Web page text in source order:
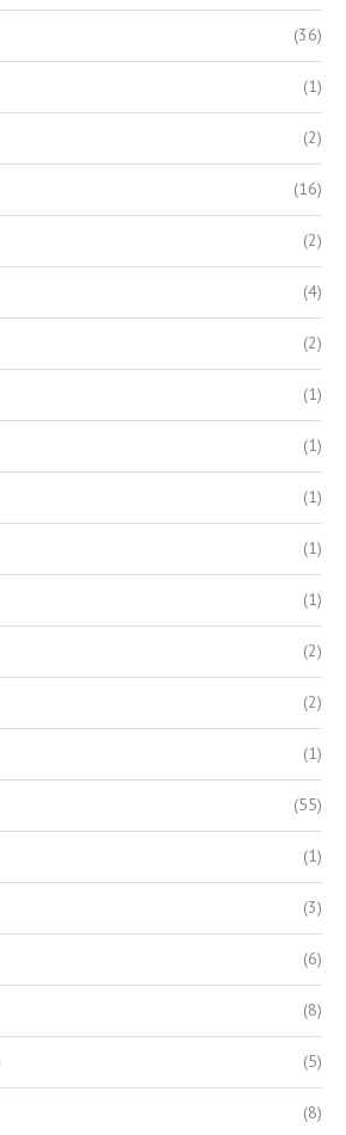
(36)
(1)
(2)
(16)
(2)
(4)
(2)
(1)
(1)
(1)
(1)
(1)
(2)
(2)
(1)
(55)
(1)
(3)
(6)
(8)
(5)
(8)